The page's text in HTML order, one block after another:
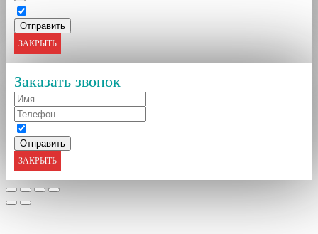
ЗАКРЫТЬ
Заказать звонок
ЗАКРЫТЬ